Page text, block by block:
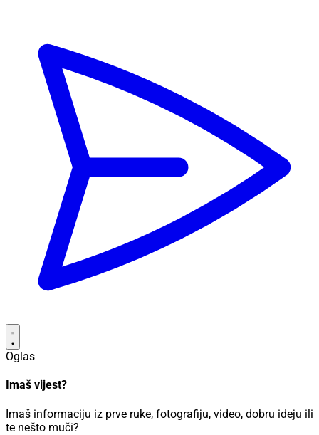
Oglas
Imaš vijest?
Imaš informaciju iz prve ruke, fotografiju, video, dobru ideju ili
te nešto muči?